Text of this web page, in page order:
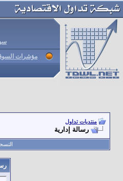
مؤشرات
منتديات تداول
رسالة إدارية